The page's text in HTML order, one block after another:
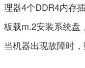
理器4个DDR4内存
板载m.2安装系统盘
当机器出现故障时，